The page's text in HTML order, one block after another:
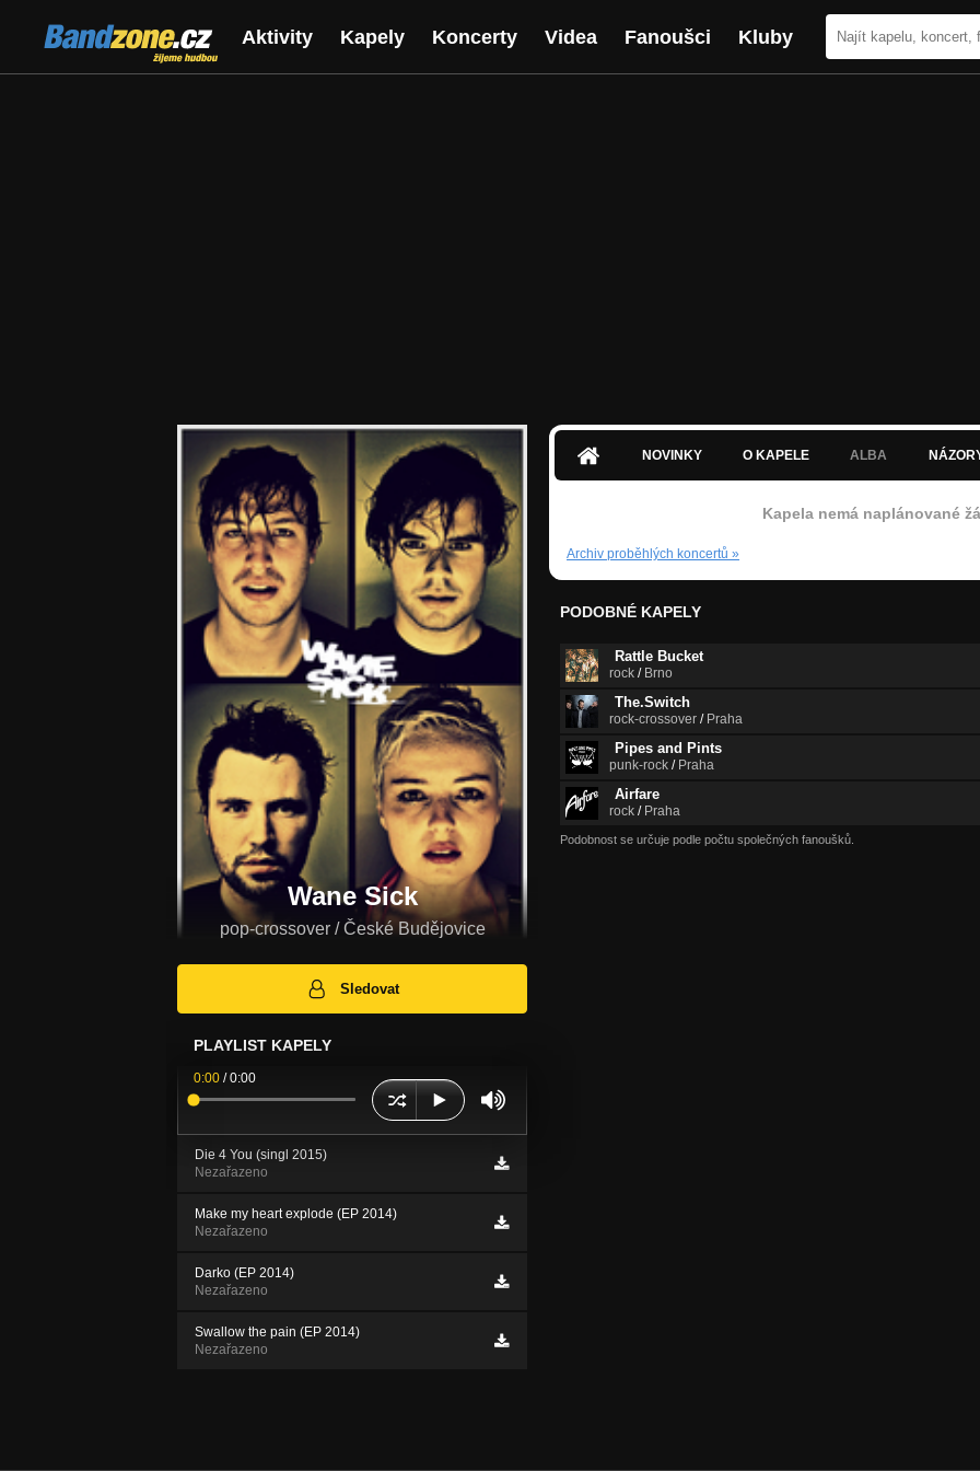
Bandzone.cz
žijeme hudbou
Aktivity Kapely Koncerty Videa Fanoušci Kluby
Wane Sick
pop-crossover / České Budějovice
Sledovat
PLAYLIST KAPELY
0:00 /0:00
Die 4 You (singl 2015)
Nezařazeno
Make my heart explode (EP 2014)
Nezařazeno
Darko (EP 2014)
Nezařazeno
Swallow the pain (EP 2014)
Nezařazeno
NOVINKY O KAPELE ALBA
Kapela nemá naplánované
Archiv proběhlých koncertů »
PODOBNÉ KAPELY
Rattle Bucket
rock / Brno
The.Switch
rock-crossover / Praha
Pipes and Pints
punk-rock / Praha
Airfare
rock / Praha
Podobnost se určuje podle počtu společných fanoušků.